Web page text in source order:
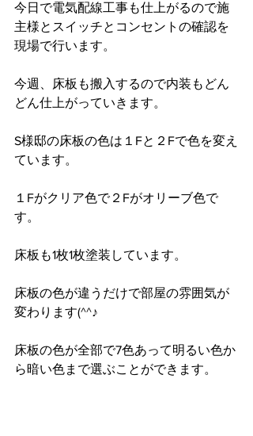
今日で電気配線工事も仕上がるので施
主様とスイッチとコンセントの確認を
現場で行います。
今週、床板も搬入するので内装もどん
どん仕上がっていきます。
S様邸の床板の色は１Fと２Fで色を変え
ています。
１Fがクリア色で２Fがオリーブ色で
す。
床板も1枚1枚塗装しています。
床板の色が違うだけで部屋の雰囲気が
変わります(^^♪
床板の色が全部で7色あって明るい色か
ら暗い色まで選ぶことができます。